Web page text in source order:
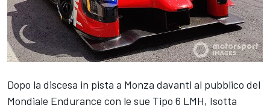
Dopo la discesa in pista a Monza davanti al pubblico del
Mondiale Endurance con le sue Tipo 6 LMH, Isotta